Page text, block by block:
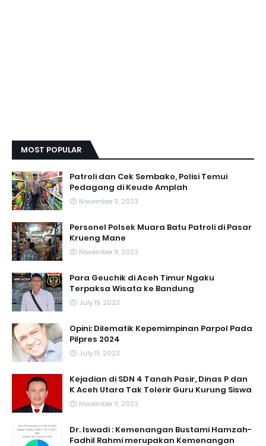
MOST POPULAR
Patroli dan Cek Sembako, Polisi Temui
Pedagang di Keude Amplah
November 11, 2023
Personel Polsek Muara Batu Patroli di Pasar
Krueng Mane
November 11, 2023
Para Geuchik di Aceh Timur Ngaku
Terpaksa Wisata ke Bandung
July 15, 2023
Opini: Dilematik Kepemimpinan Parpol Pada
Pilpres 2024
July 15, 2023
Kejadian di SDN 4 Tanah Pasir, Dinas P dan
K Aceh Utara Tak Tolerir Guru Kurung Siswa
November 11, 2023
Dr. Iswadi : Kemenangan Bustami Hamzah-
Fadhil Rahmi merupakan Kemenangan